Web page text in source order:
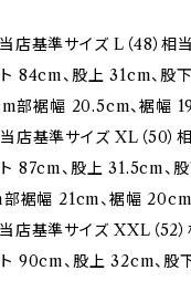
店基準サイズ L（48）相当
ト 84cm、股上 31cm、股
部裾幅 20.5cm、裾幅
店基準サイズ XL（50）
ト 87cm、股上 31.5cm、
裾幅 21cm、裾幅 20cm
店基準サイズ XXL（52）
ト 90cm、股上 32cm、股